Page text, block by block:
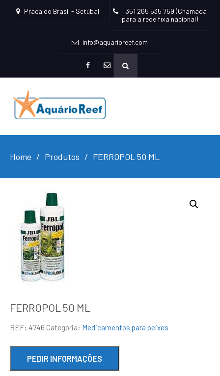
Praça do Brasil - Setúbal
+351 265 535 759 (Chamada
para a rede fixa nacional)
info@aquarioreef.com
mailto
Home Produtos FERROPOL 50 ML
FERROPOL 50 ML
REF: 4746 Categoria: Medicamentos para peixes